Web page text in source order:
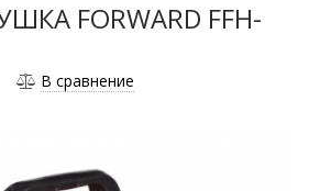
FORWARD FFH-
В сравнение